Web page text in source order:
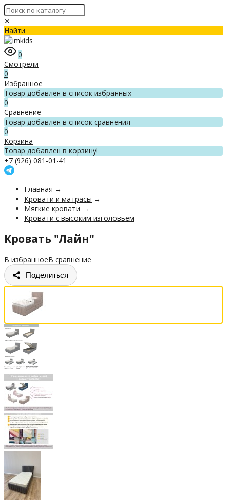
✕
Найти
0
Смотрели
0
Избранное
Товар добавлен в список избранных
0
Сравнение
Товар добавлен в список сравнения
0
Корзина
Товар добавлен в корзину!
+7 (926) 081-01-41
Главная →
Кровати и матрасы →
Мягкие кровати →
Кровати с высоким изголовьем
Кровать "Лайн"
В избранноеВ сравнение
Поделиться